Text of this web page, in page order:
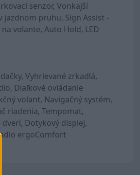
senzor, Vonkajší
jazdnom pruhu, Sign Assist -
volante, Auto Hold, LED
Vyhrievané zrkadlá,
Diaľkové ovládanie
volant, Navigačný systém,
riadenia, Tempomat,
Dotykový displej,
ergoComfort